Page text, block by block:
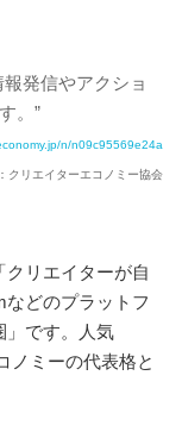
発信やアクショ
。”
n/n09c95569e24a
クリエイターエコノミー協会
リエイターが自
などのプラットフ
」です。人気
ノミーの代表格と